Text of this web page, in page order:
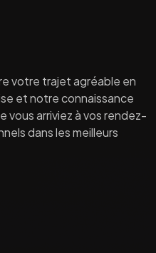
votre trajet agréable en
et notre connaissance
vous arriviez à vos rendez-
dans les meilleurs